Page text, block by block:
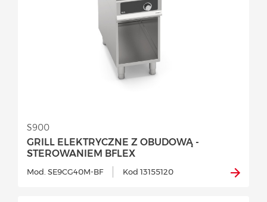
GRILL ELEKTRYCZNE Z OBUDOWĄ -
STEROWANIEM BFLEX
S900
Mod. SE9CG40M-BF Kod 13155120